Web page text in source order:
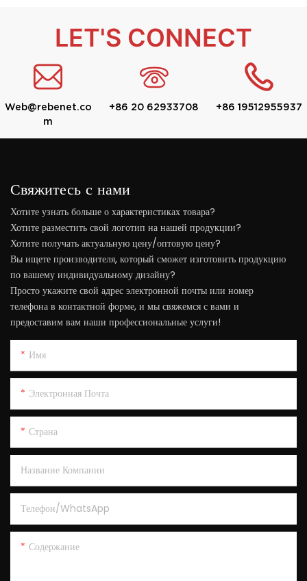
LET'S CONNECT
Web@rebenet.co
m
+86 20 62933708 +86 19512955937
Свяжитесь с нами
Хотите узнать больше о характеристиках товара?
Хотите разместить свой логотип на нашей продукции?
Хотите получать актуальную цену/оптовую цену?
Вы ищете производителя, который сможет изготовить продукцию
по вашему индивидуальному дизайну?
Просто укажите свой адрес электронной почты или номер
телефона в контактной форме, и мы свяжемся с вами и
предоставим вам наши профессиональные услуги!
Имя
Электронная Почта
Страна
Название Компании
Телефон/WhatsApp
Содержание